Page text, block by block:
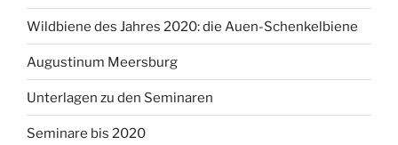
Wildbiene des Jahres 2020: die Auen-Schenkelbiene
Augustinum Meersburg
Unterlagen zu den Seminaren
Seminare bis 2020